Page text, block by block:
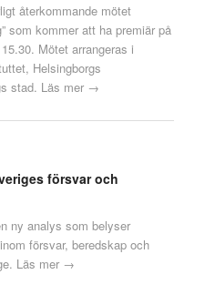
återkommande mötet
som kommer att ha premiär på
Mötet arrangeras i
Helsingborgs
stad. Läs mer →
försvar och
ny analys som belyser
försvar, beredskap och
Läs mer →